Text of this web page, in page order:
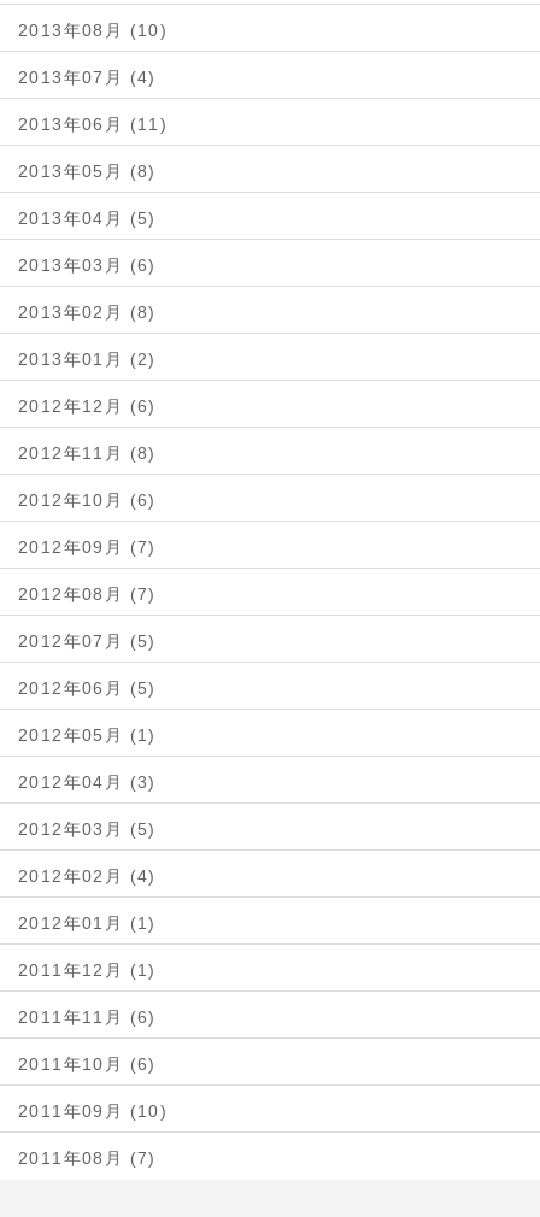
2013年08月 (10)
2013年07月 (4)
2013年06月 (11)
2013年05月 (8)
2013年04月 (5)
2013年03月 (6)
2013年02月 (8)
2013年01月 (2)
2012年12月 (6)
2012年11月 (8)
2012年10月 (6)
2012年09月 (7)
2012年08月 (7)
2012年07月 (5)
2012年06月 (5)
2012年05月 (1)
2012年04月 (3)
2012年03月 (5)
2012年02月 (4)
2012年01月 (1)
2011年12月 (1)
2011年11月 (6)
2011年10月 (6)
2011年09月 (10)
2011年08月 (7)